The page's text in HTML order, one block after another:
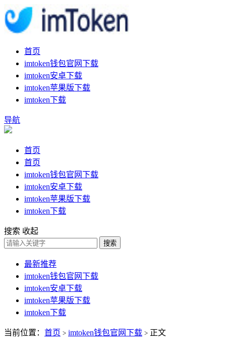
首页
imtoken钱包官网下载
imtoken安卓下载
imtoken苹果版下载
imtoken下载
导航
首页
首页
imtoken钱包官网下载
imtoken安卓下载
imtoken苹果版下载
imtoken下载
搜索 收起
搜索
最新推荐
imtoken钱包官网下载
imtoken安卓下载
imtoken苹果版下载
imtoken下载
当前位置： 首页 > imtoken钱包官网下载 > 正文